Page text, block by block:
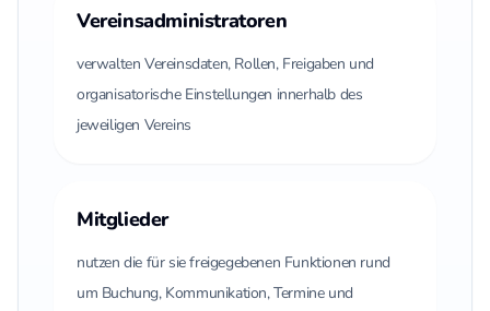
Vereinsadministratoren
verwalten Vereinsdaten, Rollen, Freigaben und
organisatorische Einstellungen innerhalb des
jeweiligen Vereins
Mitglieder
nutzen die für sie freigegebenen Funktionen rund
um Buchung, Kommunikation, Termine und